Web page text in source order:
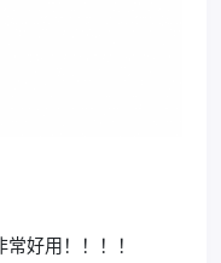
好用！！！！